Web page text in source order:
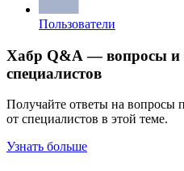
Пользователи
Хабр Q&A — вопросы и
специалистов
Получайте ответы на вопросы
от специалистов в этой теме.
Узнать больше